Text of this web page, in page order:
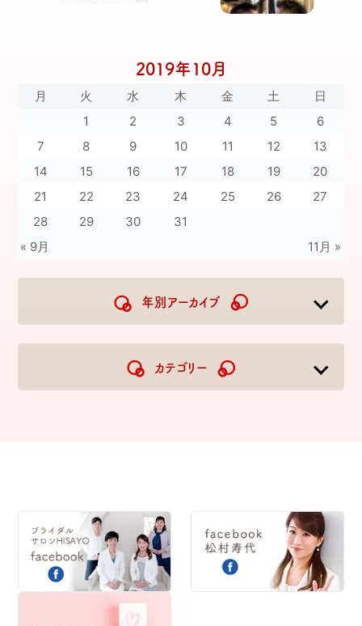
2019年10月
月 火 水 木 金 土 日
« 9月 11月 »
1 2 3 4 5
6
7
8 9 10 11 12
13
14
15 16 17 18 19
20
21
22 23 24 25 26
27
28
29 30 31
年別アーカイブ
2023
カテゴリー